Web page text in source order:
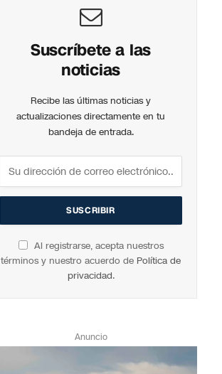
Suscríbete a las
noticias
Recibe las últimas noticias y
actualizaciones directamente en tu
bandeja de entrada.
Al registrarse, acepta nuestros
términos y nuestro acuerdo de Política de
privacidad.
Anuncio